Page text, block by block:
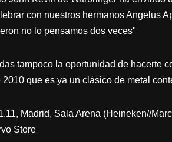
con nuestros hermanos Angelus
no lo pensamos dos veces"
tampoco la oportunidad de hacerte
2010 que es ya un clásico de metal
Madrid, Sala Arena (Heineken//
Store